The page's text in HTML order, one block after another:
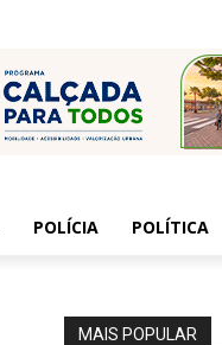
POLÍCIA POLÍTICA
MAIS POPULAR